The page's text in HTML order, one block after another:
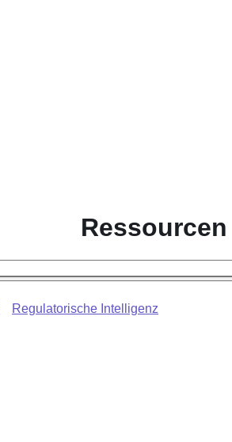
Ressourcen
Regulatorische Intelligenz